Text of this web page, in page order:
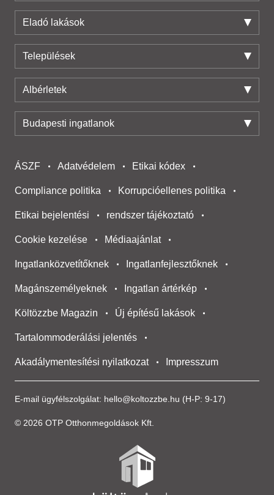
Eladó lakások
Települések
Albérletek
Budapesti ingatlanok
E-mail ügyfélszolgálat: hello@koltozzbe.hu (H-P: 9-17)
© 2026 OTP Otthonmegoldások Kft.
ÁSZF Adatvédelem Etikai kódex
Compliance politika Korrupcióellenes politika
Etikai bejelentési rendszer tájékoztató
Cookie kezelése Médiaajánlat
Ingatlanközvetítőknek Ingatlanfejlesztőknek
Magánszemélyeknek Ingatlan ártérkép
Költözzbe Magazin Új építésű lakások
Tartalommoderálási jelentés
Akadálymentesítési nyilatkozat Impresszum